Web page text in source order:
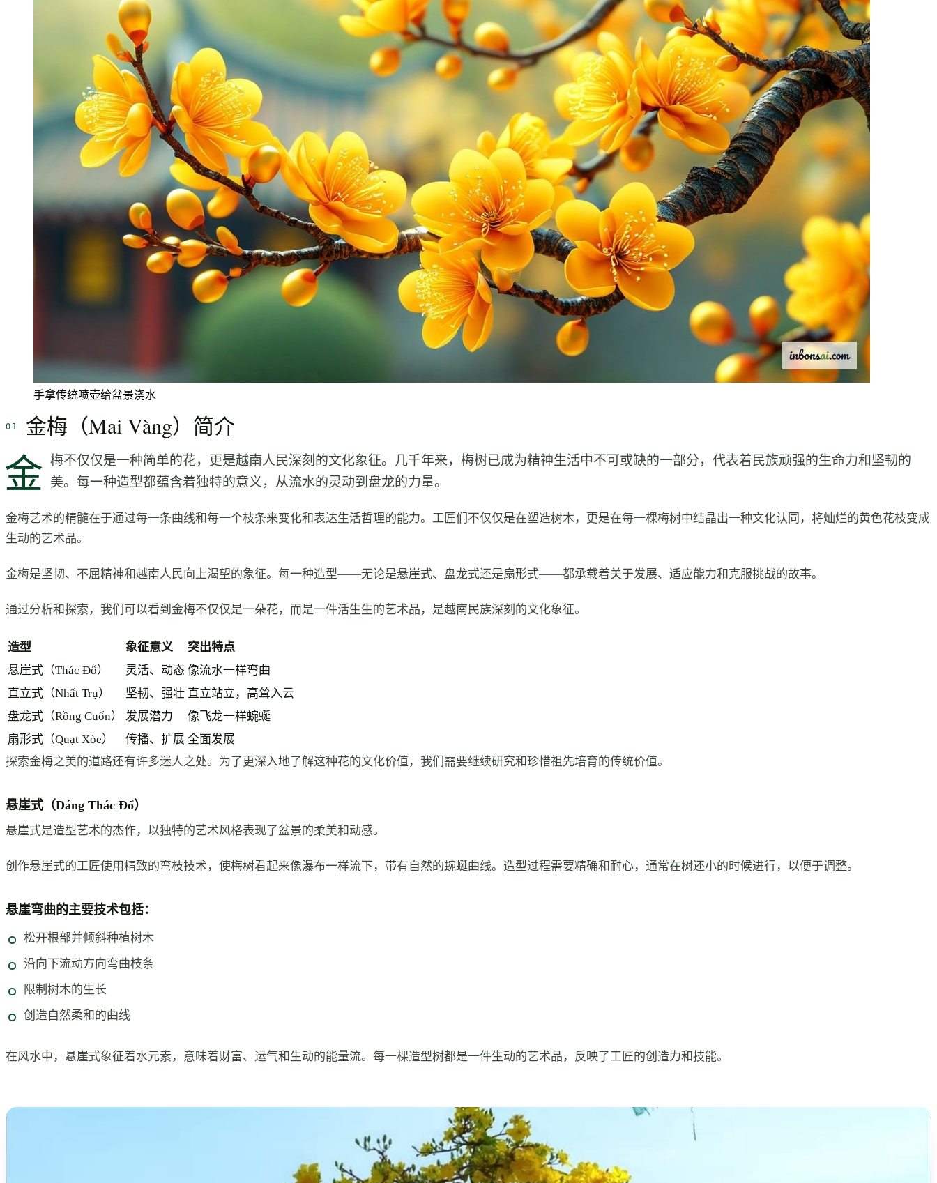
手拿传统喷壶给盆景浇水
金梅（Mai Vàng）简介
金 梅不仅仅是一种简单的花，更是越南人民深刻的文化象征。几千年来，梅树已成为精神生活中不可或缺的一部分，代表着民族顽强的生命力和坚韧的
美。每一种造型都蕴含着独特的意义，从流水的灵动到盘龙的力量。
金梅艺术的精髓在于通过每一条曲线和每一个枝条来变化和表达生活哲理的能力。工匠们不仅仅是在塑造树木，更是在每一棵梅树中结晶出一种文化认同，将灿烂的黄色花枝变成
生动的艺术品。
金梅是坚韧、不屈精神和越南人民向上渴望的象征。每一种造型——无论是悬崖式、盘龙式还是扇形式——都承载着关于发展、适应能力和克服挑战的故事。
通过分析和探索，我们可以看到金梅不仅仅是一朵花，而是一件活生生的艺术品，是越南民族深刻的文化象征。
造型 象征意义
突出特点
悬崖式（Thác Đổ）
灵活、动态 像流水一样弯曲
直立式（Nhất Trụ）
坚韧、强壮 直立站立，高耸入云
盘龙式（Rồng Cuốn）
发展潜力
像飞龙一样蜿蜒
扇形式（Quạt Xòe）
传播、扩展 全面发展
探索金梅之美的道路还有许多迷人之处。为了更深入地了解这种花的文化价值，我们需要继续研究和珍惜祖先培育的传统价值。
悬崖式（Dáng Thác Đổ）
悬崖式是造型艺术的杰作，以独特的艺术风格表现了盆景的柔美和动感。
创作悬崖式的工匠使用精致的弯枝技术，使梅树看起来像瀑布一样流下，带有自然的蜿蜒曲线。造型过程需要精确和耐心，通常在树还小的时候进行，以便于调整。
悬崖弯曲的主要技术包括：
松开根部并倾斜种植树木
沿向下流动方向弯曲枝条
限制树木的生长
创造自然柔和的曲线
在风水中，悬崖式象征着水元素，意味着财富、运气和生动的能量流。每一棵造型树都是一件生动的艺术品，反映了工匠的创造力和技能。